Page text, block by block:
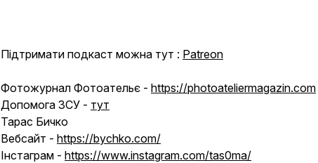
Підтримати подкаст можна тут : Patreon
Фотожурнал Фотоательє - https://photoateliermagazin.com
Допомога ЗСУ - тут
Тарас Бичко
Вебсайт - https://bychko.com/
Інстаграм - https://www.instagram.com/tas0ma/